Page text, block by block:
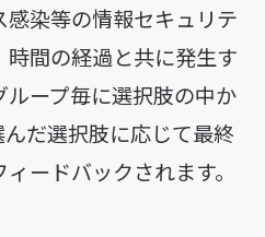
染等の情報セキュリテ
間の経過と共に発生す
ープ毎に選択肢の中か
だ選択肢に応じて最終
ードバックされます。